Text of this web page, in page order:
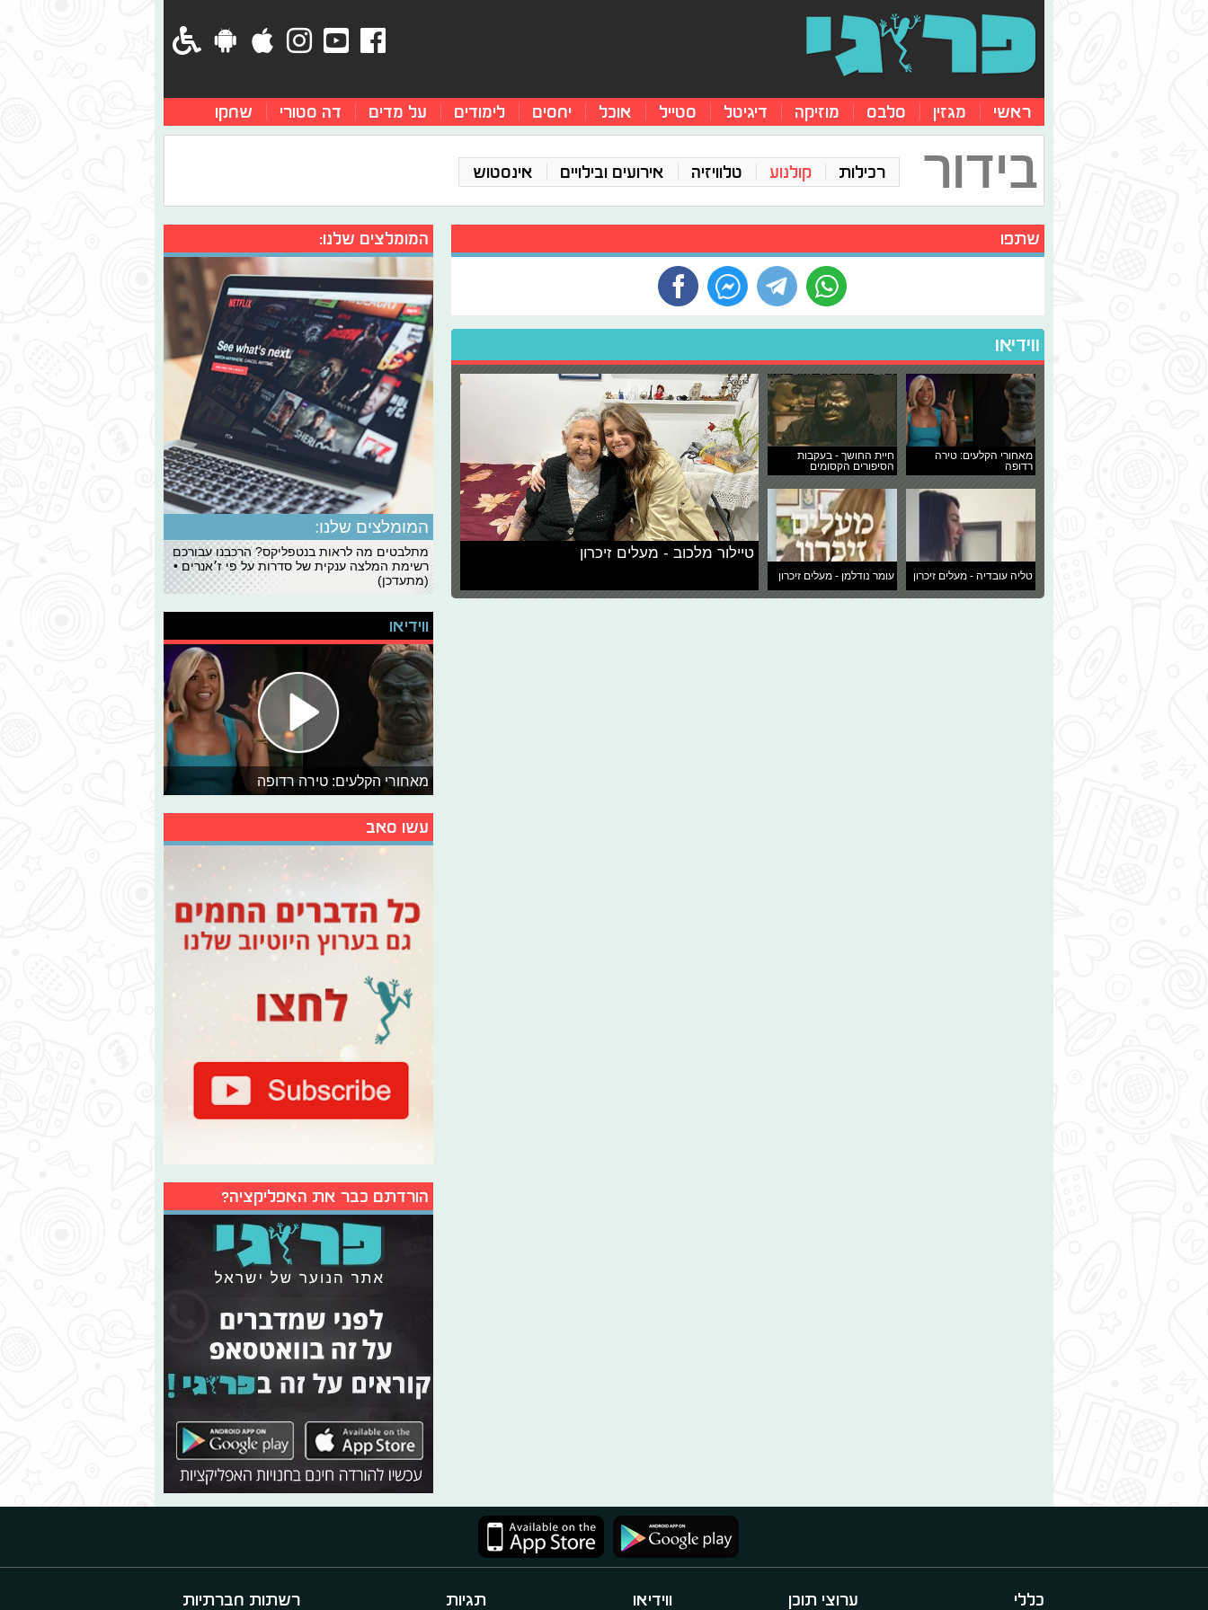
ראשי מגזין סלבס מוזיקה דיגיטל סטייל אוכל יחסים לימודים על מדים דה סטורי שחקו
בידור רכילות קולנוע טלוויזיה אירועים ובילויים אינסטוש
שתפו
ווידיאו
מאחורי הקלעים: טירה
רדופה
חיית החושך - בעקבות
הסיפורים הקסומים
טליה עובדיה - מעלים זיכרון עומר נודלמן - מעלים זיכרון
טיילור מלכוב - מעלים זיכרון
המומלצים שלנו:
המומלצים שלנו:
מתלבטים מה לראות בנטפליקס? הרכבנו עבורכם
רשימת המלצה ענקית של סדרות על פי ז׳אנרים •
(מתעדכן)
ווידיאו
מאחורי הקלעים: טירה רדופה
עשו סאב
הורדתם כבר את האפליקציה?
כללי ערוצי תוכן ווידיאו תגיות רשתות חברתיות